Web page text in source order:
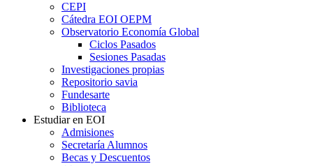
CEPI
Cátedra EOI OEPM
Observatorio Economía Global
Ciclos Pasados
Sesiones Pasadas
Investigaciones propias
Repositorio savia
Fundesarte
Biblioteca
Estudiar en EOI
Admisiones
Secretaría Alumnos
Becas y Descuentos